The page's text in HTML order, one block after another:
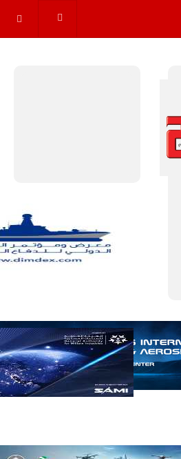
ليبيا | إنطلاق
تدريبات
فلينتلوك
2026 الدولية
في خطوة
تُوصف بأنها
اختبار عملي
جديد لإمكانية
تقريب
المسافات بين
حضور دولي